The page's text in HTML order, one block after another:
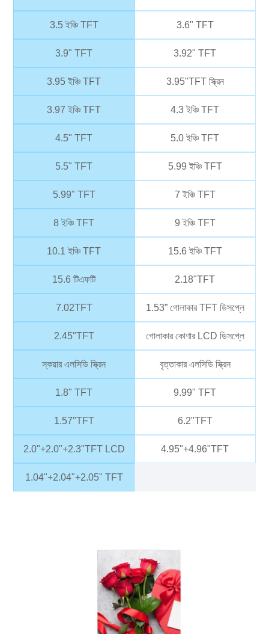
3.5 ইঞ্চি TFT 3.6" TFT
3.9" TFT 3.92" TFT
3.95 ইঞ্চি TFT 3.95"TFT স্ক্রিন
3.97 ইঞ্চি TFT 4.3 ইঞ্চি TFT
4.5" TFT 5.0 ইঞ্চি TFT
5.5" TFT 5.99 ইঞ্চি TFT
5.99" TFT 7 ইঞ্চি TFT
8 ইঞ্চি TFT 9 ইঞ্চি TFT
10.1 ইঞ্চি TFT 15.6 ইঞ্চি TFT
15.6 টিএফটি 2.18"TFT
7.02TFT 1.53” গোলাকার TFT ডিসপ্লে
2.45"TFT গোলাকার কোণার LCD ডিসপ্লে
স্কয়ার এলসিডি স্ক্রিন বৃত্তাকার এলসিডি স্ক্রিন
1.8" TFT 9.99" TFT
1.57"TFT 6.2"TFT
2.0"+2.0"+2.3"TFT LCD 4.95"+4.96"TFT
1.04"+2.04"+2.05" TFT